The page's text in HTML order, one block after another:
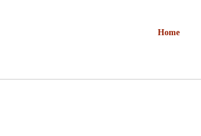
Home